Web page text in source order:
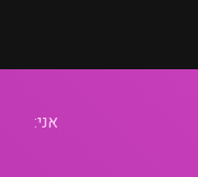
אני: